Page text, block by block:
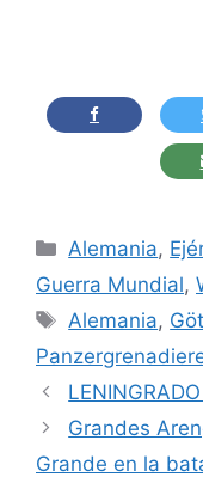
Categorías
Alemania,
Guerra Mundial,
Etiquetas
Alemania,
Grandes
Grande en la